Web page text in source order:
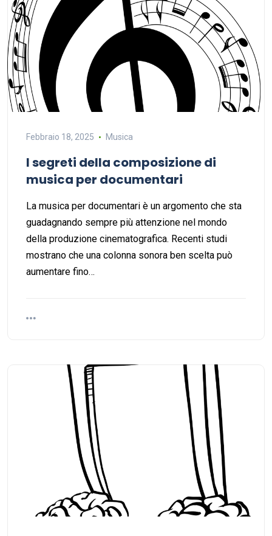
Febbraio 18, 2025 Musica
I segreti della composizione di
musica per documentari
La musica per documentari è un argomento che sta
guadagnando sempre più attenzione nel mondo
della produzione cinematografica. Recenti studi
mostrano che una colonna sonora ben scelta può
aumentare fino…